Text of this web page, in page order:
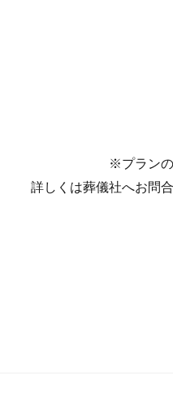
※プランの
詳しくは葬儀社へお問合